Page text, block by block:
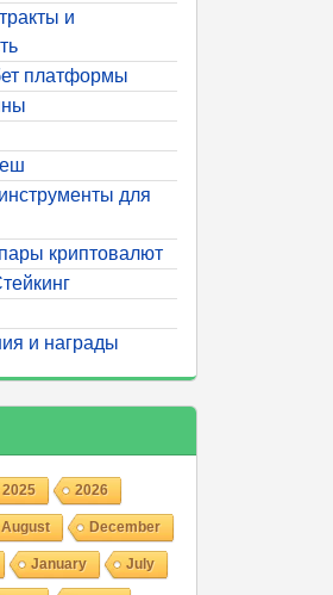
и
платформы
для
криптовалют
и награды
2025 2026
August December
January July